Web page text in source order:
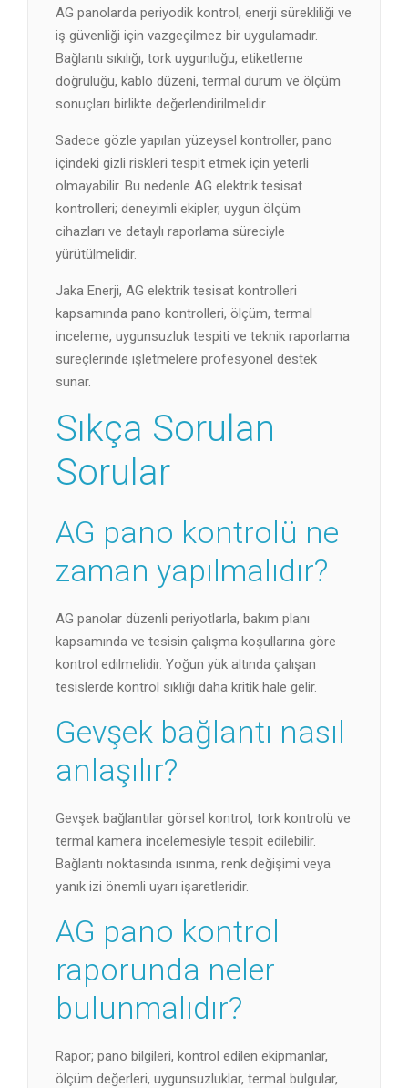
AG panolarda periyodik kontrol, enerji sürekliliği ve
iş güvenliği için vazgeçilmez bir uygulamadır.
Bağlantı sıkılığı, tork uygunluğu, etiketleme
doğruluğu, kablo düzeni, termal durum ve ölçüm
sonuçları birlikte değerlendirilmelidir.
Sadece gözle yapılan yüzeysel kontroller, pano
içindeki gizli riskleri tespit etmek için yeterli
olmayabilir. Bu nedenle AG elektrik tesisat
kontrolleri; deneyimli ekipler, uygun ölçüm
cihazları ve detaylı raporlama süreciyle
yürütülmelidir.
Jaka Enerji, AG elektrik tesisat kontrolleri
kapsamında pano kontrolleri, ölçüm, termal
inceleme, uygunsuzluk tespiti ve teknik raporlama
süreçlerinde işletmelere profesyonel destek
sunar.
Sıkça Sorulan
Sorular
AG pano kontrolü ne
zaman yapılmalıdır?
AG panolar düzenli periyotlarla, bakım planı
kapsamında ve tesisin çalışma koşullarına göre
kontrol edilmelidir. Yoğun yük altında çalışan
tesislerde kontrol sıklığı daha kritik hale gelir.
Gevşek bağlantı nasıl
anlaşılır?
Gevşek bağlantılar görsel kontrol, tork kontrolü ve
termal kamera incelemesiyle tespit edilebilir.
Bağlantı noktasında ısınma, renk değişimi veya
yanık izi önemli uyarı işaretleridir.
AG pano kontrol
raporunda neler
bulunmalıdır?
Rapor; pano bilgileri, kontrol edilen ekipmanlar,
ölçüm değerleri, uygunsuzluklar, termal bulgular,